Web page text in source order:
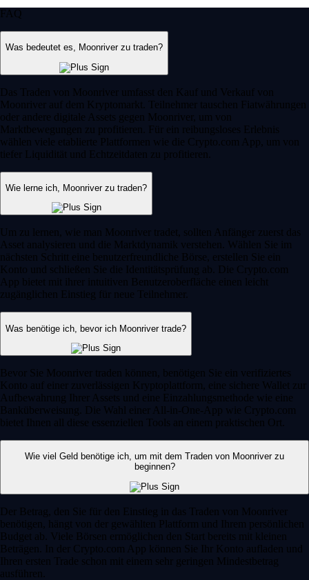
FAQ
Was bedeutet es, Moonriver zu traden?
Das Traden von Moonriver umfasst den Kauf und Verkauf von
Moonriver auf dem Kryptomarkt. Teilnehmer tauschen Fiatwährungen
oder andere digitale Assets gegen Moonriver, um von
Marktbewegungen zu profitieren. Für ein reibungsloses Erlebnis
wählen viele etablierte Plattformen wie die Crypto.com App, um von
tiefer Liquidität und Echtzeitdaten zu profitieren.
Wie lerne ich, Moonriver zu traden?
Um zu lernen, wie man Moonriver tradet, sollten Anfänger zuerst das
Asset analysieren und die Marktdynamik verstehen. Wählen Sie im
nächsten Schritt eine benutzerfreundliche Börse, erstellen Sie ein
Konto und schließen Sie die Identitätsprüfung ab. Die Crypto.com
App bietet mit ihrer intuitiven Benutzeroberfläche einen leicht
zugänglichen Einstieg für neue Teilnehmer.
Was benötige ich, bevor ich Moonriver trade?
Bevor Sie Moonriver traden können, benötigen Sie ein verifiziertes
Konto auf einer zuverlässigen Kryptoplattform, eine sichere Wallet zur
Aufbewahrung Ihrer Assets und eine Einzahlungsmethode wie eine
Banküberweisung. Die Wahl einer All-in-One-App wie Crypto.com
bietet Ihnen all diese essenziellen Tools an einem praktischen Ort.
Wie viel Geld benötige ich, um mit dem Traden von Moonriver zu
beginnen?
Der Betrag, den Sie für den Einstieg in das Traden von Moonriver
benötigen, hängt von der gewählten Plattform und Ihrem persönlichen
Budget ab. Viele Börsen ermöglichen den Start bereits mit kleinen
Beträgen. In der Crypto.com App können Sie Ihr Konto aufladen und
Ihren ersten Trade schon mit einem sehr geringen Mindestbetrag
ausführen.